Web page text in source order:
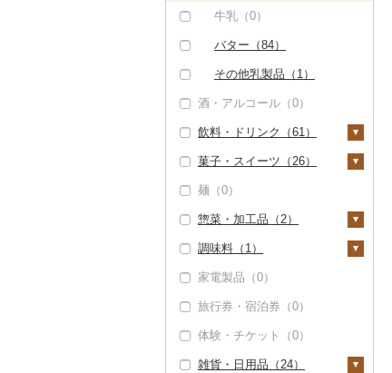
つや姫（0）
コシヒカリ（6）
はえぬき（0）
さがびより（0）
あきたこまち（0）
ひとめぼれ（0）
ミルキークィーン
メロン（0）
（0）
とうもろこし（0）
根菜（2）
人参（0）
大根（0）
自然薯（0）
レンコン（0）
にんにく・生姜（2）
その他根菜（0）
アスパラガス（0）
豆（0）
きのこ（0）
その他野菜（4）
山菜（0）
かぼちゃ（0）
茄子（0）
レタス（0）
その他野菜（4）
牛乳（0）
バター（84）
その他乳製品（1）
酒・アルコール（0）
飲料・ドリンク（61）
水・ミネラルウォータ
（59）
飲料（0）
コーヒー豆（30）
粉（29）
ドリップ（0）
茶（0）
果汁飲料（2）
りんごジュース（2）
みかんジュース（オレ
ンジジュース）（0）
紅茶（0）
その他飲料・ジュース
（0）
菓子・スイーツ（26）
ケーキ（14）
クッキー（0）
焼き菓子（11）
プリン（0）
ゼリー（0）
チョコレート（2）
カステラ（0）
麺（0）
惣菜・加工品（2）
惣菜（0）
カレー・シチュー
調味料（1）
砂糖（0）
塩（0）
醤油（0）
味噌（0）
家電製品（0）
旅行券・宿泊券（0）
体験・チケット（0）
雑貨・日用品（24）